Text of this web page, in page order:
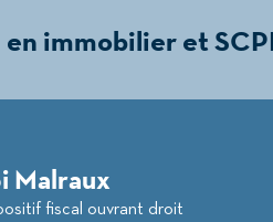
en immobilier et SCPI
Malraux
fiscal ouvrant droit